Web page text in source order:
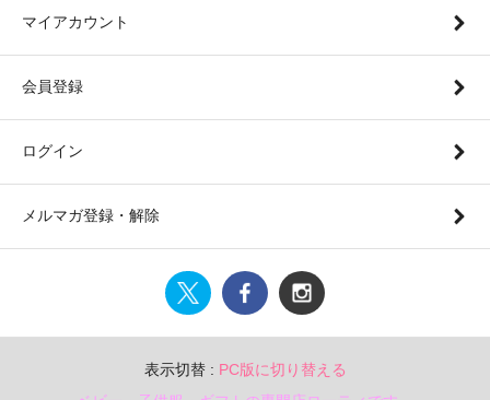
マイアカウント
会員登録
ログイン
メルマガ登録・解除
表示切替 : PC版に切り替える